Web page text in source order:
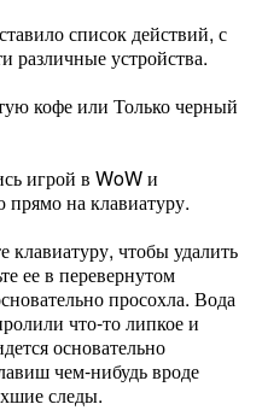
список действий, с
устройства.
кофе или Только черный
игрой в WoW и
на клавиатуру.
клавиатуру, чтобы удалить
ее в перевернутом
просохла. Вода
что-то липкое и
основательно
чем-нибудь вроде
следы.